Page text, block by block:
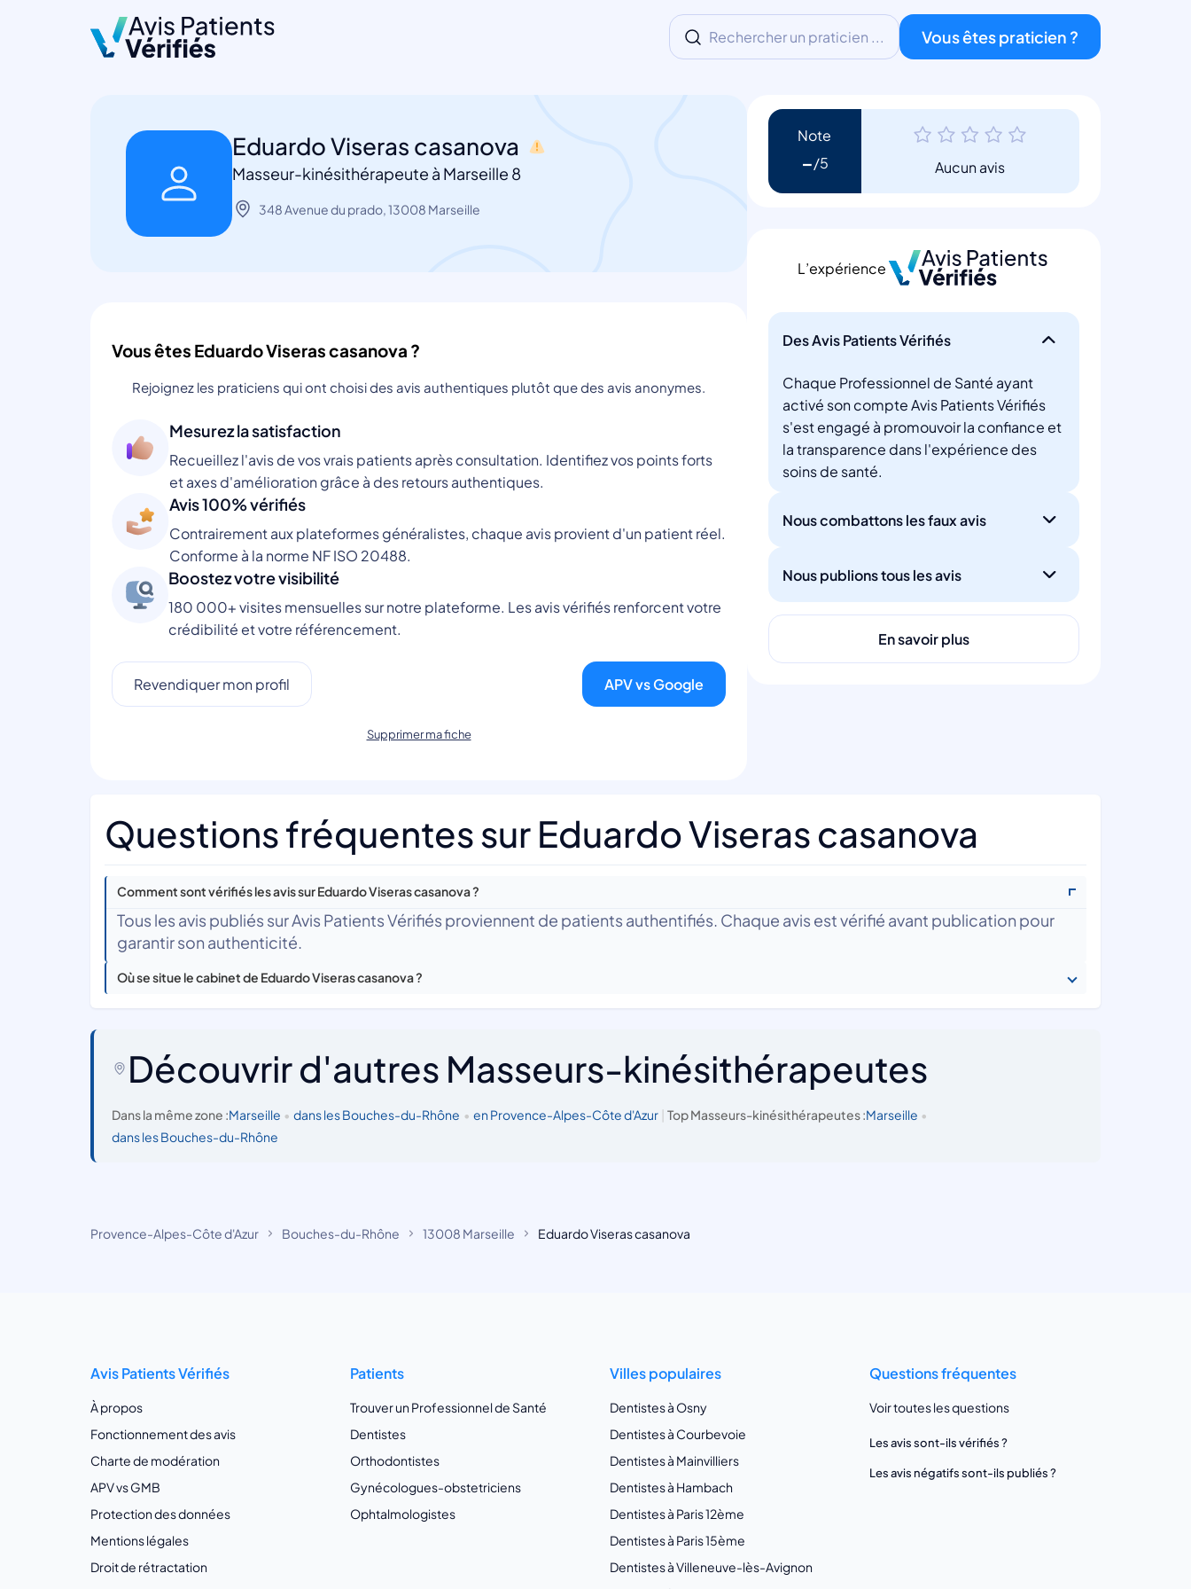
Rechercher un praticien ... Vous êtes praticien ?
Eduardo Viseras casanova
Masseur-kinésithérapeute à Marseille 8
348 Avenue du prado, 13008 Marseille
Vous êtes Eduardo Viseras casanova ?
Rejoignez les praticiens qui ont choisi des avis authentiques plutôt que des avis anonymes.
Mesurez la satisfaction
Recueillez l'avis de vos vrais patients après consultation. Identifiez vos points forts
et axes d'amélioration grâce à des retours authentiques.
Avis 100% vérifiés
Contrairement aux plateformes généralistes, chaque avis provient d'un patient réel.
Conforme à la norme NF ISO 20488.
Boostez votre visibilité
180 000+ visites mensuelles sur notre plateforme. Les avis vérifiés renforcent votre
crédibilité et votre référencement.
Revendiquer mon profil APV vs Google
Supprimer ma fiche
Note
- Aucun avis
L’expérience
Des Avis Patients Vérifiés
Chaque Professionnel de Santé ayant
activé son compte Avis Patients Vérifiés
s'est engagé à promouvoir la confiance et
la transparence dans l'expérience des
soins de santé.
Nous combattons les faux avis
Nous publions tous les avis
En savoir plus
Questions fréquentes sur Eduardo Viseras casanova
Comment sont vérifiés les avis sur Eduardo Viseras casanova ?
Tous les avis publiés sur Avis Patients Vérifiés proviennent de patients authentifiés. Chaque avis est vérifié avant publication pour
garantir son authenticité.
Où se situe le cabinet de Eduardo Viseras casanova ?
Découvrir d'autres Masseurs-kinésithérapeutes
Dans la même zone :Marseille • dans les Bouches-du-Rhône • en Provence-Alpes-Côte d'Azur | Top Masseurs-kinésithérapeutes :Marseille •
dans les Bouches-du-Rhône
Provence-Alpes-Côte d'Azur Bouches-du-Rhône 13008 Marseille Eduardo Viseras casanova
Avis Patients Vérifiés
À propos
Fonctionnement des avis
Charte de modération
APV vs GMB
Protection des données
Mentions légales
Droit de rétractation
Patients
Trouver un Professionnel de Santé
Dentistes
Orthodontistes
Gynécologues-obstetriciens
Ophtalmologistes
Villes populaires
Dentistes à Osny
Dentistes à Courbevoie
Dentistes à Mainvilliers
Dentistes à Hambach
Dentistes à Paris 12ème
Dentistes à Paris 15ème
Dentistes à Villeneuve-lès-Avignon
Questions fréquentes
Voir toutes les questions
Les avis sont-ils vérifiés ?
Les avis négatifs sont-ils publiés ?